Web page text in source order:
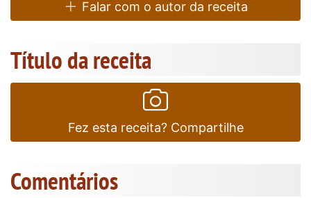
Falar com o autor da receita
Título da receita
Fez esta receita? Compartilhe
Comentários